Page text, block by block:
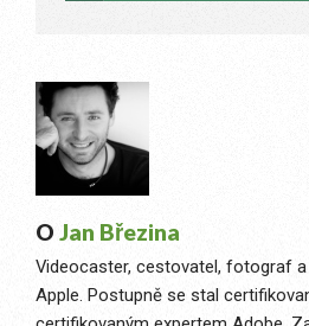
O Jan Březina
Videocaster, cestovatel, fotograf
Apple. Postupně se stal